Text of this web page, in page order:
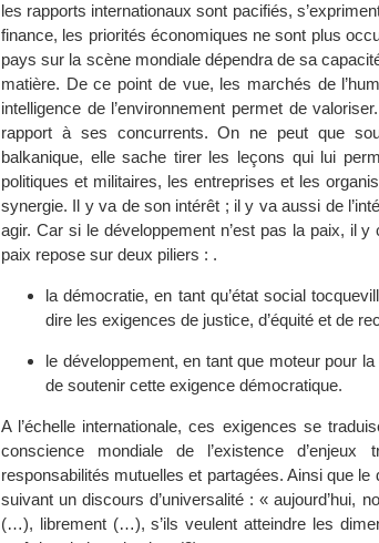
les rapports internationaux sont pacifiés,
finance, les priorités économiques ne sont plus
pays sur la scène mondiale dépendra de sa
matière. De ce point de vue, les marchés de
intelligence de l’environnement permet de
rapport à ses concurrents. On ne peut que
balkanique, elle sache tirer les leçons qui lui
politiques et militaires, les entreprises et les
synergie. Il y va de son intérêt ; il y va aussi de
agir. Car si le développement n’est pas la paix, il
paix repose sur deux piliers : .
la démocratie, en tant qu’état social
dire les exigences de justice, d’équité et de
le développement, en tant que moteur pour
de soutenir cette exigence démocratique.
A l’échelle internationale, ces exigences se
conscience mondiale de l’existence
responsabilités mutuelles et partagées. Ainsi que
suivant un discours d’universalité : « aujourd’hui,
(…), librement (…), s’ils veulent atteindre les